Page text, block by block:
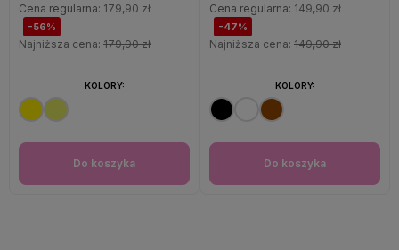
Cena regularna: 179,90 zł
-56%
Najniższa cena: 179,90 zł
Do koszyka
KOLORY:
Cena regularna: 149,90 zł
-47%
Najniższa cena: 149,90 zł
Do koszyka
KOLORY: